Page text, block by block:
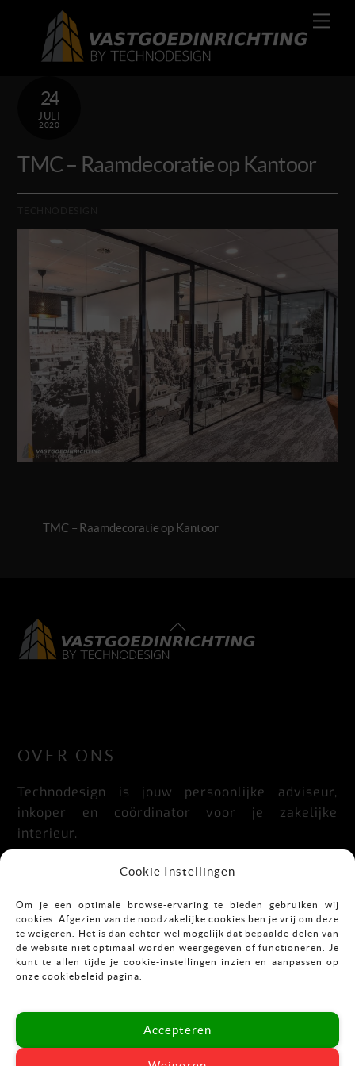
Cookie Instellingen
Om je een optimale browse-ervaring te bieden gebruiken wij
cookies. Afgezien van de noodzakelijke cookies ben je vrij om deze
te weigeren. Het is dan echter wel mogelijk dat bepaalde delen van
de website niet optimaal worden weergegeven of functioneren. Je
kunt te allen tijde je cookie-instellingen inzien en aanpassen op
onze cookiebeleid pagina.
Accepteren
content
24
JULI
2020
TMC – Raamdecoratie op Kantoor
TMC – Raamdecoratie op Kantoor
Back
To
OVER ONS
Technodesign is jouw persoonlijke adviseur,
inkoper en coördinator voor je zakelijke
interieur.
Praktisch, doordacht, stijlvol en flexibel.
CONTACT
Mekkelholtsweg 7
E:info@vastgoedinrichting.nl